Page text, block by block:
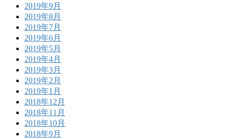
2019年9月
2019年8月
2019年7月
2019年6月
2019年5月
2019年4月
2019年3月
2019年2月
2019年1月
2018年12月
2018年11月
2018年10月
2018年9月